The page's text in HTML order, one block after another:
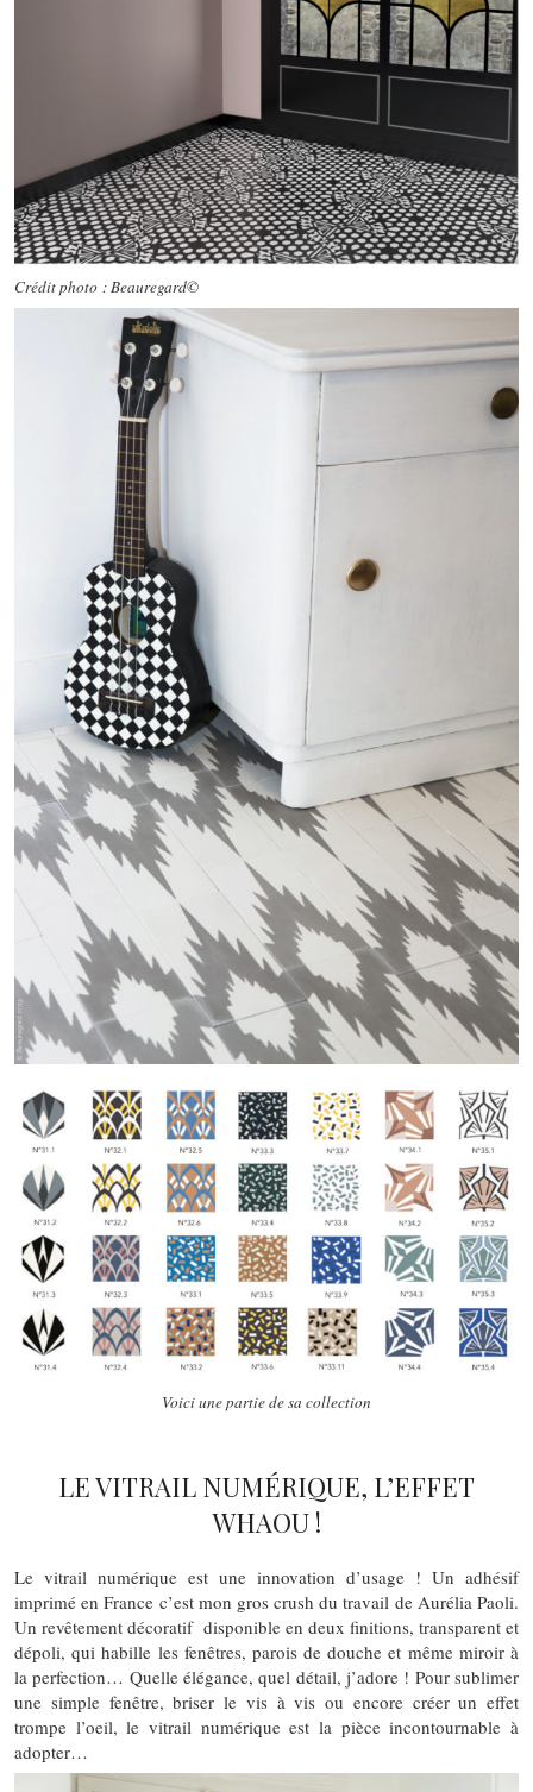
Crédit photo : Beauregard©
Voici une partie de sa collection
LE VITRAIL NUMÉRIQUE, L’EFFET
WHAOU !
Le vitrail numérique est une innovation d’usage ! Un adhésif
imprimé en France c’est mon gros crush du travail de Aurélia Paoli.
Un revêtement décoratif disponible en deux finitions, transparent et
dépoli, qui habille les fenêtres, parois de douche et même miroir à
la perfection… Quelle élégance, quel détail, j’adore ! Pour sublimer
une simple fenêtre, briser le vis à vis ou encore créer un effet
trompe l’oeil, le vitrail numérique est la pièce incontournable à
adopter…